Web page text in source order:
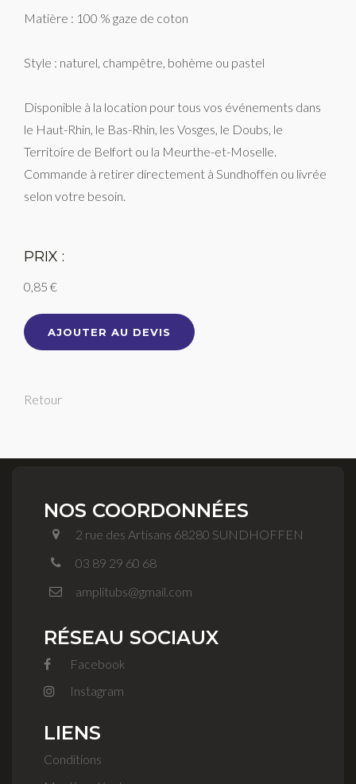
Matière : 100 % gaze de coton
Style : naturel, champêtre, bohème ou pastel
Disponible à la location pour tous vos événements dans
le Haut-Rhin, le Bas-Rhin, les Vosges, le Doubs, le
Territoire de Belfort ou la Meurthe-et-Moselle.
Commande à retirer directement à Sundhoffen ou livrée
selon votre besoin.
PRIX :
0,85 €
AJOUTER AU DEVIS
Retour
NOS COORDONNÉES
2 rue des Artisans 68280 SUNDHOFFEN
03 89 29 60 68
amplitubs@gmail.com
RÉSEAU SOCIAUX
Facebook
Instagram
LIENS
Conditions